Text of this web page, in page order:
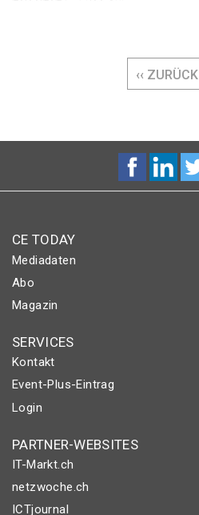
VORHERIGE
SEITE
‹‹ ZURÜCK
CE TODAY
Mediadaten
Abo
Magazin
SERVICES
Kontakt
Event-Plus-Eintrag
Login
PARTNER-WEBSITES
IT-Markt.ch
netzwoche.ch
ICTjournal